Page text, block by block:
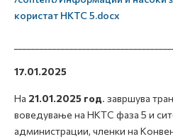
користат НКТС 5.docx
17.01.2025
На 21.01.2025 год. завршува
воведување на НКТС фаза 5 и
администрации, членки на